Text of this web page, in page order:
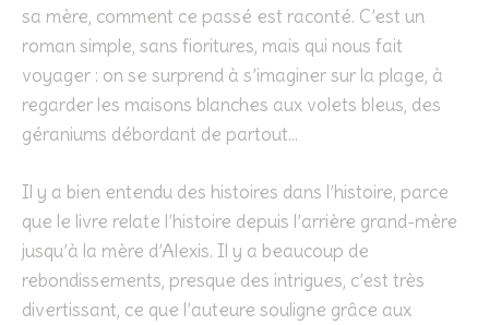
sa mère, comment ce passé est raconté. C’est un
roman simple, sans fioritures, mais qui nous fait
voyager : on se surprend à s’imaginer sur la plage, à
regarder les maisons blanches aux volets bleus, des
géraniums débordant de partout…
Il y a bien entendu des histoires dans l’histoire, parce
que le livre relate l’histoire depuis l’arrière grand-mère
jusqu’à la mère d’Alexis. Il y a beaucoup de
rebondissements, presque des intrigues, c’est très
divertissant, ce que l’auteure souligne grâce aux